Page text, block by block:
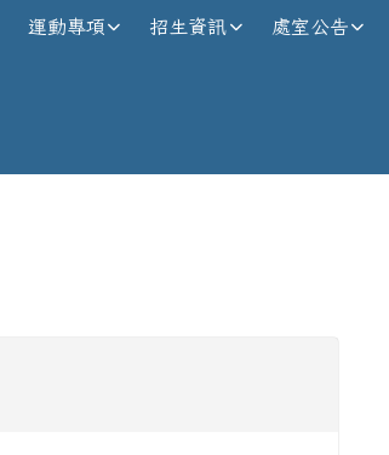
運動專項 招生資訊 處室公告